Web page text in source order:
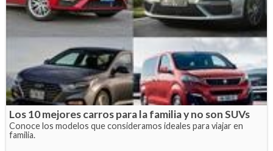
Los 10 mejores carros para la familia y no son SUVs
Conoce los modelos que consideramos ideales para viajar en
familia.